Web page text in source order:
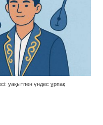
уақытпен үндес ұрпақ